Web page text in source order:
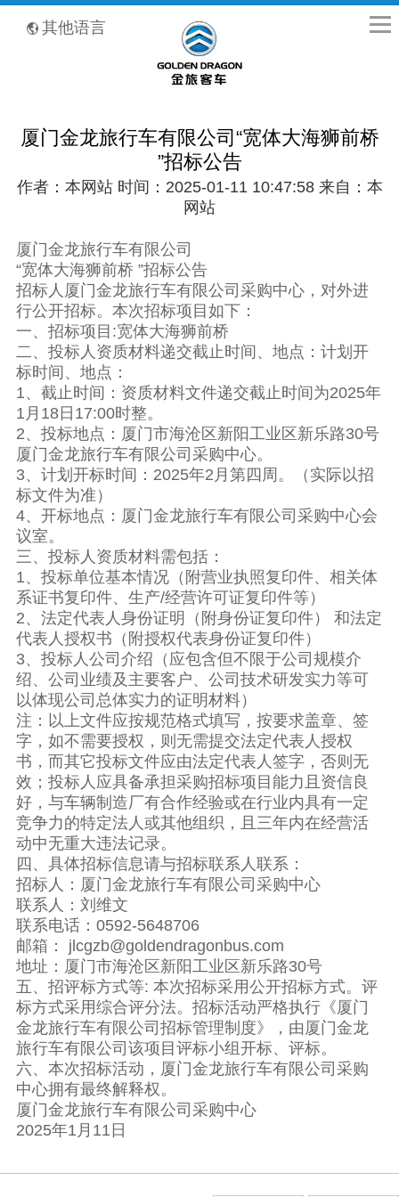
其他语言
厦门金龙旅行车有限公司“宽体大海狮前桥
”招标公告
作者：本网站 时间：2025-01-11 10:47:58 来自：本
网站
厦门金龙旅行车有限公司
“宽体大海狮前桥 ”招标公告
招标人厦门金龙旅行车有限公司采购中心，对外进
行公开招标。本次招标项目如下：
一、招标项目:宽体大海狮前桥
二、投标人资质材料递交截止时间、地点：计划开
标时间、地点：
1、截止时间：资质材料文件递交截止时间为2025年
1月18日17:00时整。
2、投标地点：厦门市海沧区新阳工业区新乐路30号
厦门金龙旅行车有限公司采购中心。
3、计划开标时间：2025年2月第四周。（实际以招
标文件为准）
4、开标地点：厦门金龙旅行车有限公司采购中心会
议室。
三、投标人资质材料需包括：
1、投标单位基本情况（附营业执照复印件、相关体
系证书复印件、生产/经营许可证复印件等）
2、法定代表人身份证明（附身份证复印件） 和法定
代表人授权书（附授权代表身份证复印件）
3、投标人公司介绍（应包含但不限于公司规模介
绍、公司业绩及主要客户、公司技术研发实力等可
以体现公司总体实力的证明材料）
注：以上文件应按规范格式填写，按要求盖章、签
字，如不需要授权，则无需提交法定代表人授权
书，而其它投标文件应由法定代表人签字，否则无
效；投标人应具备承担采购招标项目能力且资信良
好，与车辆制造厂有合作经验或在行业内具有一定
竞争力的特定法人或其他组织，且三年内在经营活
动中无重大违法记录。
四、具体招标信息请与招标联系人联系：
招标人：厦门金龙旅行车有限公司采购中心
联系人：刘维文
联系电话：0592-5648706
邮箱： jlcgzb@goldendragonbus.com
地址：厦门市海沧区新阳工业区新乐路30号
五、招评标方式等: 本次招标采用公开招标方式。评
标方式采用综合评分法。招标活动严格执行《厦门
金龙旅行车有限公司招标管理制度》，由厦门金龙
旅行车有限公司该项目评标小组开标、评标。
六、本次招标活动，厦门金龙旅行车有限公司采购
中心拥有最终解释权。
厦门金龙旅行车有限公司采购中心
2025年1月11日